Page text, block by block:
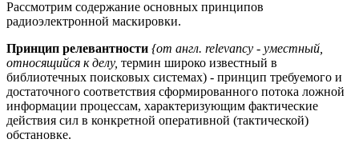
Рассмотрим содержание основных принципов
радиоэлектронной маскировки.
Принцип релевантности {от англ. relevancy - уместный,
относящийся к делу, термин широко известный в
библиотечных поисковых системах) - принцип требуемого и
достаточного соответствия сформированного потока ложной
информации процессам, характеризующим фактические
действия сил в конкретной оперативной (тактической)
обстановке.